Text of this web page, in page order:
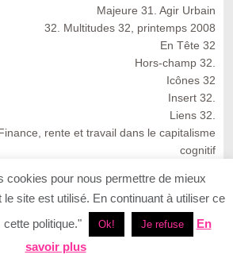
Majeure 31. Agir Urbain
32. Multitudes 32, printemps 2008
En Tête 32
Hors-champ 32.
Icônes 32
Insert 32.
Liens 32.
rente et travail dans le capitalisme
cognitif
33. Multitudes 33, été 2008
33. Multitudes 33 : Summer 2008
En Tête 33
Icônes 33. Ernesto Neto
cookies pour nous permettre de mieux
site est utilisé. En continuant à utiliser ce
politique."
Ok! Je refuse
En
savoir plus